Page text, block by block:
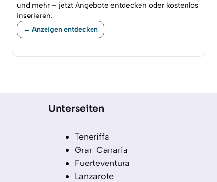
und mehr – jetzt Angebote entdecken oder kostenlos
inserieren.
→ Anzeigen entdecken
Unterseiten
Teneriffa
Gran Canaria
Fuerteventura
Lanzarote